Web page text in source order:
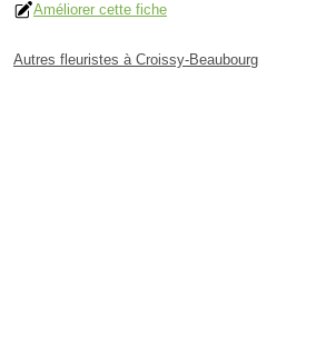
Améliorer cette fiche
Autres fleuristes à Croissy-Beaubourg